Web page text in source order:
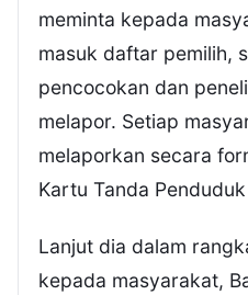
meminta kepada
masuk daftar pemilih,
pencocokan dan
melapor. Setiap
melaporkan secara
Kartu Tanda
Lanjut dia dalam
kepada masyarakat,